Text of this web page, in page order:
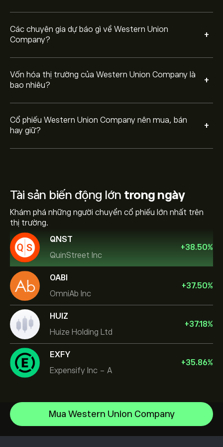
Các chuyên gia dự báo gì về Western Union
Company?
+
Vốn hóa thị trường của Western Union Company là
bao nhiêu?
+
Cổ phiếu Western Union Company nên mua, bán
hay giữ?
+
Tài sản biến động lớn trong ngày
Khám phá những người chuyển cổ phiếu lớn nhất trên
thị trường.
QNST
QuinStreet Inc
+38.50%
OABI
OmniAb Inc
+37.50%
HUIZ
Huize Holding Ltd
+37.18%
EXFY
Expensify Inc - A
+35.86%
Mua Western Union Company
NVIDIA Corporation
Amazon.com Inc